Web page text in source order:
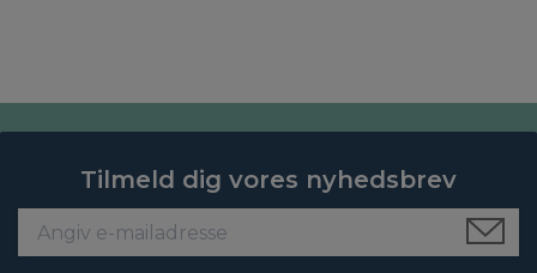
Tilmeld dig vores nyhedsbrev